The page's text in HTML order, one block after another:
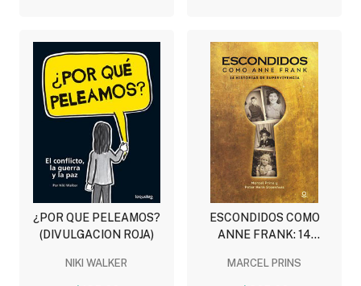
¿POR QUE PELEAMOS?
(DIVULGACION ROJA)
NIKI WALKER
ESCONDIDOS COMO
ANNE FRANK: 14
SUPERVIVENCIA
MARCEL PRINS